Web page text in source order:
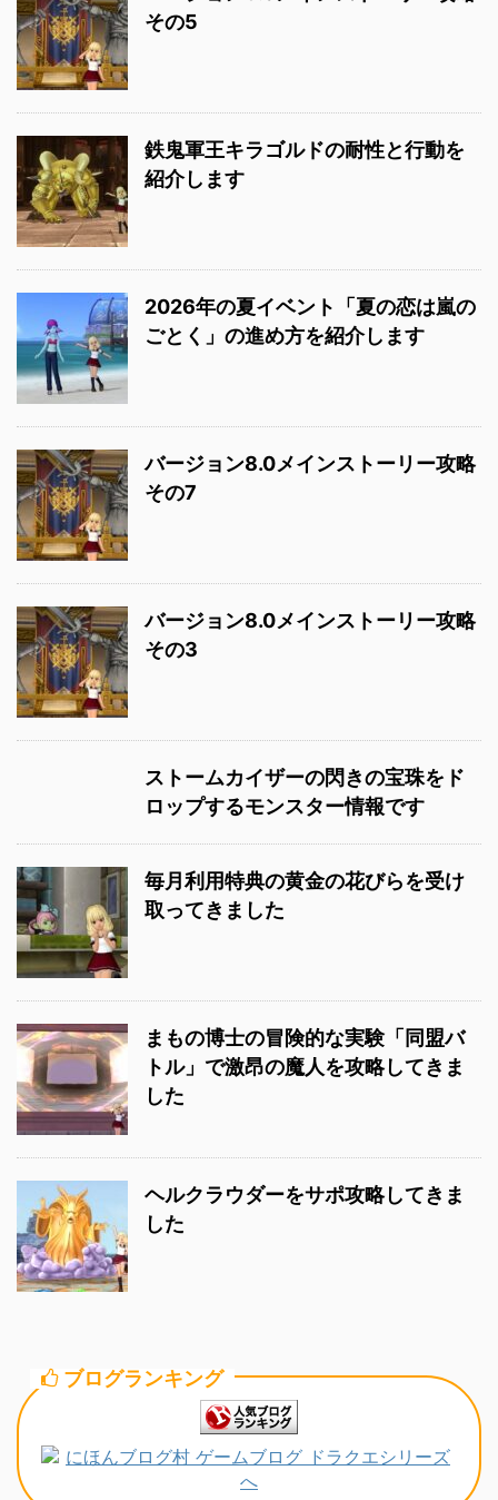
その5
鉄鬼軍王キラゴルドの耐性と行動を
紹介します
2026年の夏イベント「夏の恋は嵐の
ごとく」の進め方を紹介します
バージョン8.0メインストーリー攻略
その7
バージョン8.0メインストーリー攻略
その3
ストームカイザーの閃きの宝珠をド
ロップするモンスター情報です
毎月利用特典の黄金の花びらを受け
取ってきました
まもの博士の冒険的な実験「同盟バ
トル」で激昂の魔人を攻略してきま
した
ヘルクラウダーをサポ攻略してきま
した
ブログランキング